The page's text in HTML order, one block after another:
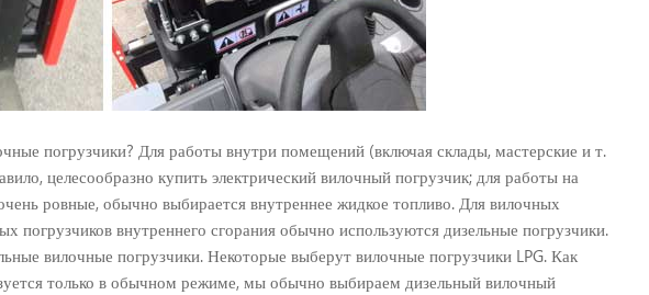
погрузчики? Для работы внутри помещений (включая склады, мастерские и т.
целесообразно купить электрический вилочный погрузчик; для работы на
ровные, обычно выбирается внутреннее жидкое топливо. Для вилочных
погрузчиков внутреннего сгорания обычно используются дизельные погрузчики.
вилочные погрузчики. Некоторые выберут вилочные погрузчики LPG. Как
только в обычном режиме, мы обычно выбираем дизельный вилочный